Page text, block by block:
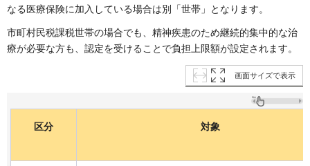
なる医療保険に加入している場合は別「世帯」となります。
市町村民税課税世帯の場合でも、精神疾患のため継続的集中的な治
療が必要な方も、認定を受けることで負担上限額が設定されます。
画面サイズで表示
区分 対象